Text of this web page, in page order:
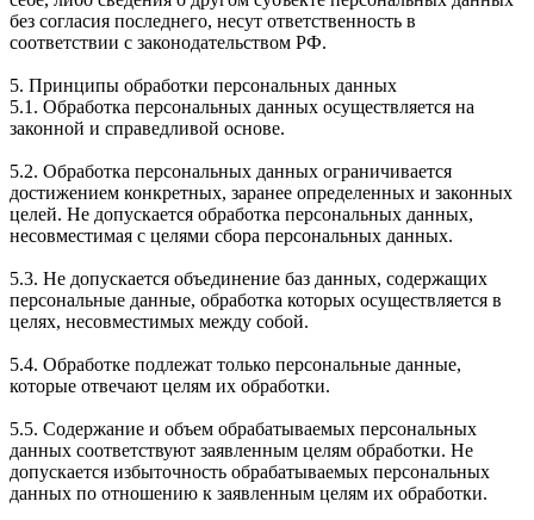
без согласия последнего, несут ответственность в
соответствии с законодательством РФ.
5. Принципы обработки персональных данных
5.1. Обработка персональных данных осуществляется на
законной и справедливой основе.
5.2. Обработка персональных данных ограничивается
достижением конкретных, заранее определенных и законных
целей. Не допускается обработка персональных данных,
несовместимая с целями сбора персональных данных.
5.3. Не допускается объединение баз данных, содержащих
персональные данные, обработка которых осуществляется в
целях, несовместимых между собой.
5.4. Обработке подлежат только персональные данные,
которые отвечают целям их обработки.
5.5. Содержание и объем обрабатываемых персональных
данных соответствуют заявленным целям обработки. Не
допускается избыточность обрабатываемых персональных
данных по отношению к заявленным целям их обработки.